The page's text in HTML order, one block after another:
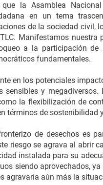
la Asamblea
en un tema
de la sociedad
Manifestamos
a la participación de
fundamentales.
en los potenciales
sensibles y
la flexibilización de
términos de sostenibilidad
de desechos es
riesgo se agrava al abrir
instalada para su
siendo aprovechados,
agravaría aún más la